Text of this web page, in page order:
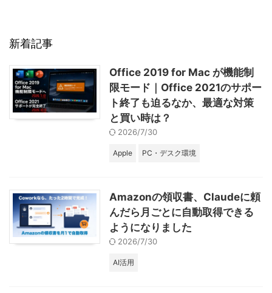
新着記事
Office 2019 for Mac が機能制
限モード｜Office 2021のサポー
ト終了も迫るなか、最適な対策
と買い時は？
2026/7/30
Apple PC・デスク環境
Amazonの領収書、Claudeに頼
んだら月ごとに自動取得できる
ようになりました
2026/7/30
AI活用